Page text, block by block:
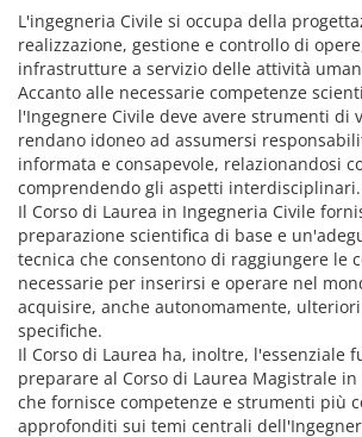
L'ingegneria Civile si occupa della
realizzazione, gestione e controllo di
infrastrutture a servizio delle attività
Accanto alle necessarie competenze
l'Ingegnere Civile deve avere strumenti di
rendano idoneo ad assumersi
informata e consapevole, relazionandosi
comprendendo gli aspetti interdisciplinari.
Il Corso di Laurea in Ingegneria Civile
preparazione scientifica di base e
tecnica che consentono di raggiungere le
necessarie per inserirsi e operare nel
acquisire, anche autonomamente,
specifiche.
Il Corso di Laurea ha, inoltre, l'essenziale
preparare al Corso di Laurea Magistrale
che fornisce competenze e strumenti più
approfonditi sui temi centrali